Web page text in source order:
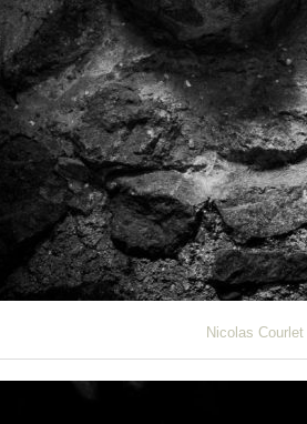
Nicolas Courlet